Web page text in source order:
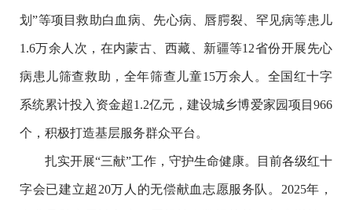
划”等项目救助白血病、先心病、唇腭裂、罕见病等患儿
1.6万余人次，在内蒙古、西藏、新疆等12省份开展先心
病患儿筛查救助，全年筛查儿童15万余人。全国红十字
系统累计投入资金超1.2亿元，建设城乡博爱家园项目966
个，积极打造基层服务群众平台。
扎实开展“三献”工作，守护生命健康。目前各级红十
字会已建立超20万人的无偿献血志愿服务队。2025年，